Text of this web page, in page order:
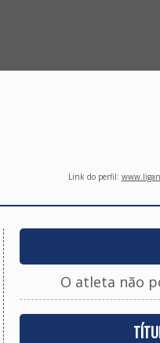
Link do perfil:
O atleta não